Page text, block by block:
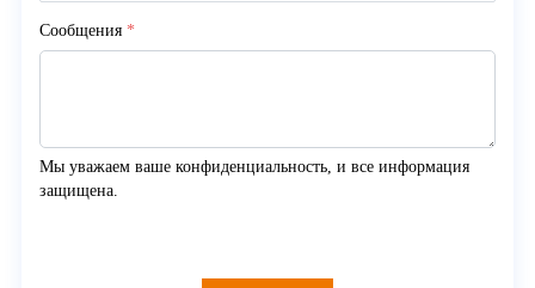
Сообщения *
Мы уважаем ваше конфиденциальность, и все информация
защищена.